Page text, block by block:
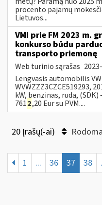
procento pajamų
Lietuvos...
VMI prie FM 2023 m.
konkurso būdu
transporto priemonę
Web turinio sąrašas
Lengvasis automobilis VW
WVWZZZ3CZCE519293,
kW, benzinas, ruda, (SDK)
7612,20 Eur su PVM....
20 Įrašų(-ai)
1 ... 36 37 38